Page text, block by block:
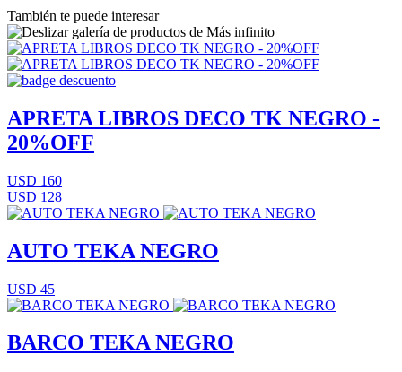
También te puede interesar
APRETA LIBROS DECO TK NEGRO -
20%OFF
USD 160
USD 128
AUTO TEKA NEGRO
USD 45
BARCO TEKA NEGRO